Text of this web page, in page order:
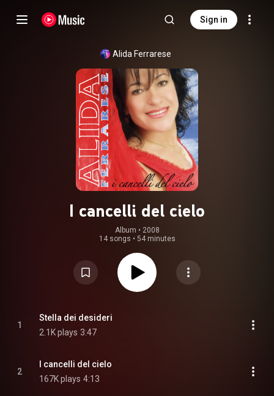
Sign in
Alida Ferrarese
I cancelli del cielo
Album • 2008
14 songs • 54 minutes
1
Stella dei desideri
2.1K plays 3:47
2
I cancelli del cielo
167K plays 4:13